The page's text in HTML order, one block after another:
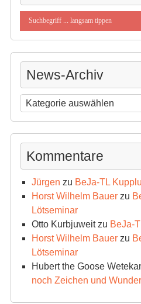
News-Archiv
News-
Archiv
Kommentare
Jürgen zu BeJa-TL
Horst Wilhelm Bauerzu
Lötseminar
Otto Kurbjuweitzu BeJa-
Horst Wilhelm Bauerzu
Lötseminar
Hubert the Goose
noch Zeichen und Wunder